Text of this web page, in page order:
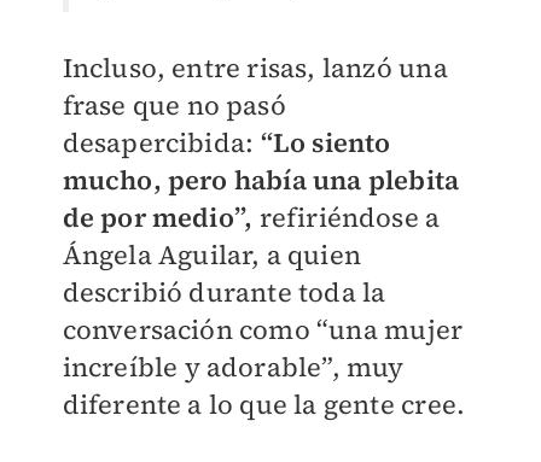
Incluso, entre risas, lanzó una
frase que no pasó
desapercibida: “Lo siento
mucho, pero había una plebita
de por medio”, refiriéndose a
Ángela Aguilar, a quien
describió durante toda la
conversación como “una mujer
increíble y adorable”, muy
diferente a lo que la gente cree.